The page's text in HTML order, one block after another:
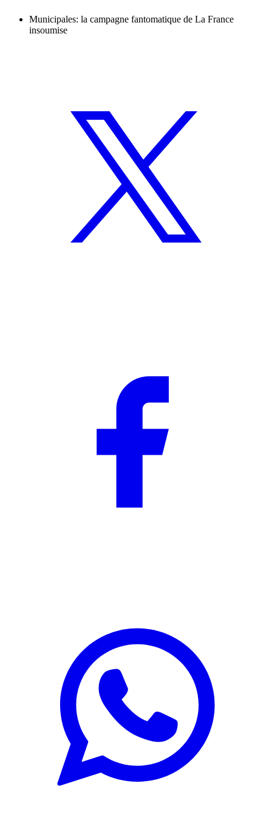
Municipales: la campagne fantomatique de La France
insoumise